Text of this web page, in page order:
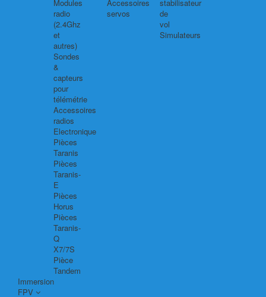
Modules
radio
(2.4Ghz
et
autres)
Sondes
&
capteurs
pour
télémétrie
Accessoires
radios
Electronique
Pièces
Taranis
Pièces
Taranis-
E
Pièces
Horus
Pièces
Taranis-
Q
X7/7S
Pièce
Tandem
Accessoires
servos
stabilisateur
de
vol
Simulateurs
Immersion
FPV